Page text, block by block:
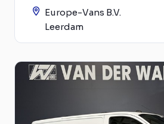
Europe-Vans B.V.
Leerdam